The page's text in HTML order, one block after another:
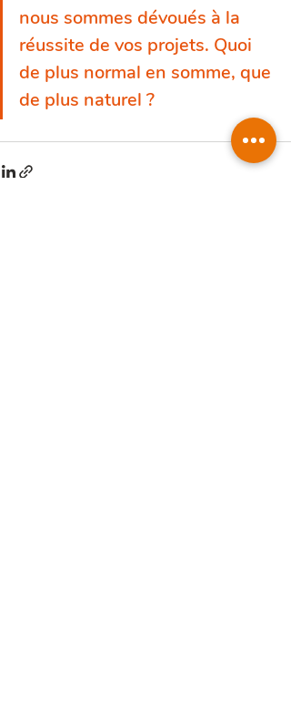
nous sommes dévoués à la
réussite de vos projets. Quoi
de plus normal en somme, que
de plus naturel ?